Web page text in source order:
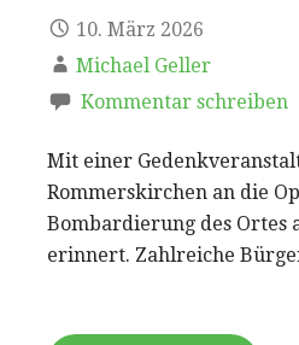
10. März 2026
Michael Geller
Kommentar schreiben
Mit einer
Rommerskirchen an die
Bombardierung des Ortes
erinnert. Zahlreiche